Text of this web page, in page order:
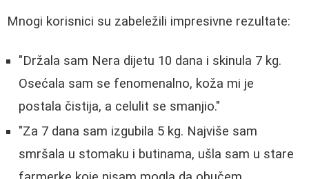
Mnogi korisnici su zabeležili impresivne rezultate:
"Držala sam Nera dijetu 10 dana i skinula 7 kg.
Osećala sam se fenomenalno, koža mi je
postala čistija, a celulit se smanjio."
"Za 7 dana sam izgubila 5 kg. Najviše sam
smršala u stomaku i butinama, ušla sam u stare